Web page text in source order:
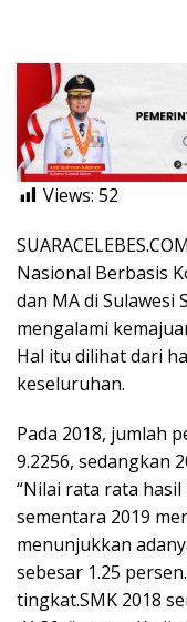
Views: 52
Nasional Berbasis
dan MA di Sulawesi
mengalami
Hal itu dilihat dari
keseluruhan.
Pada 2018, jumlah
9.2256, sedangkan
“Nilai rata rata hasil
sementara 2019
menunjukkan
sebesar 1.25
tingkat.SMK 2018